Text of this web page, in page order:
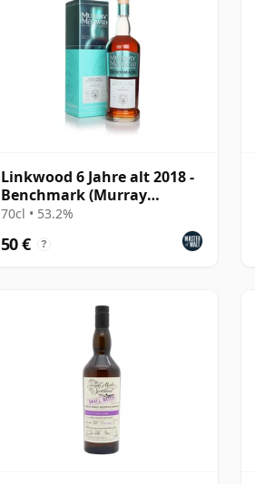
Linkwood 6 Jahre alt 2018 -
Benchmark (Murray
McDavid)
70cl • 53.2%
50 € ?